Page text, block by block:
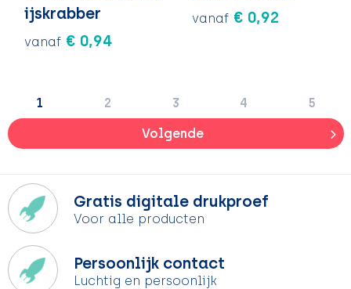
ijskrabber
vanaf € 0,94
vanaf € 0,92
1 2 3 4 5
Volgende
Gratis digitale drukproef
Voor alle producten
Persoonlijk contact
Luchtig en persoonlijk